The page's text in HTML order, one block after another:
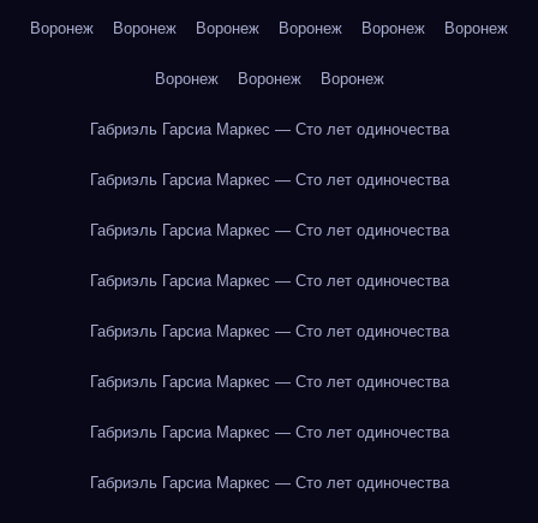
Воронеж Воронеж Воронеж Воронеж Воронеж Воронеж
Воронеж Воронеж Воронеж
Габриэль Гарсиа Маркес — Сто лет одиночества
Габриэль Гарсиа Маркес — Сто лет одиночества
Габриэль Гарсиа Маркес — Сто лет одиночества
Габриэль Гарсиа Маркес — Сто лет одиночества
Габриэль Гарсиа Маркес — Сто лет одиночества
Габриэль Гарсиа Маркес — Сто лет одиночества
Габриэль Гарсиа Маркес — Сто лет одиночества
Габриэль Гарсиа Маркес — Сто лет одиночества